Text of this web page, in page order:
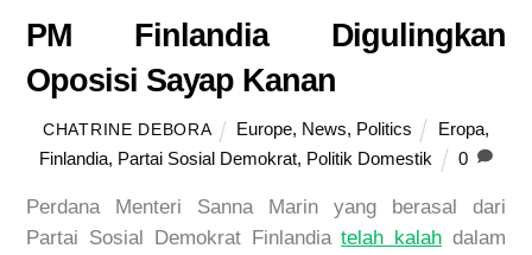
PM Finlandia Digulingkan
Oposisi Sayap Kanan
CHATRINE DEBORA Europe, News, Politics Eropa,
Finlandia, Partai Sosial Demokrat, Politik Domestik 0
Perdana Menteri Sanna Marin yang berasal dari
Partai Sosial Demokrat Finlandiatelah kalahdalam